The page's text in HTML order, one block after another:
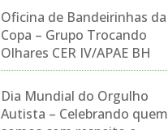
Oficina de Bandeirinhas da
Copa – Grupo Trocando
Olhares CER IV/APAE BH
Dia Mundial do Orgulho
Autista – Celebrando quem